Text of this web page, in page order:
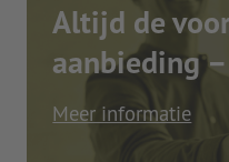
Altijd de
aanbieding
Meer informatie